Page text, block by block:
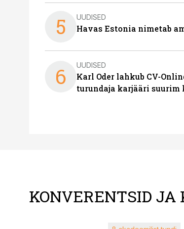
5 UUDISED
Havas Estonia nimetab
6 UUDISED
Karl Oder lahkub CV-
turundaja karjääri
KONVERENTSID JA